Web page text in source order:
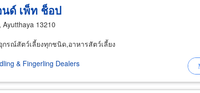
ด์ เพ็ท ช็อป
13210
รณ์สัตว์เลี้ยงทุกชนิด,อาหารสัตว์เลี้ยง
& Fingerling Dealers